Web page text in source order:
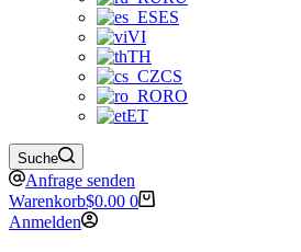
ES
VI
TH
CS
RO
ET
Suche
Anfrage senden
Warenkorb$0.00 0
Anmelden